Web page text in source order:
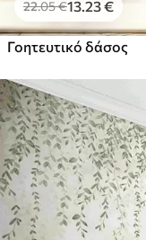
22.05€13 .23€
Γοητευτικό δάσος